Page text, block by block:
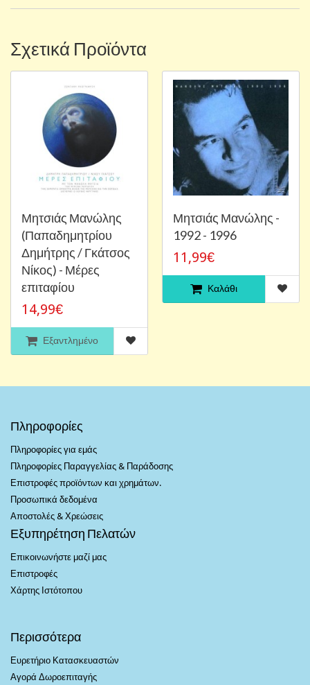
Σχετικά Προϊόντα
Μητσιάς Μανώλης
(Παπαδημητρίου
Δημήτρης / Γκάτσος
Νίκος) - Μέρες
επιταφίου
14,99€
Εξαντλημένο
Μητσιάς Μανώλης -
1992 - 1996
11,99€
Καλάθι
Πληροφορίες
Πληροφορίες για εμάς
Πληροφορίες Παραγγελίας & Παράδοσης
Επιστροφές προϊόντων και χρημάτων.
Προσωπικά δεδομένα
Αποστολές & Χρεώσεις
Εξυπηρέτηση Πελατών
Επικοινωνήστε μαζί μας
Επιστροφές
Χάρτης Ιστότοπου
Περισσότερα
Ευρετήριο Κατασκευαστών
Αγορά Δωροεπιταγής